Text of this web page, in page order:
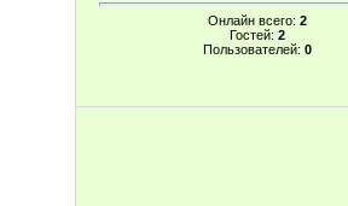
Онлайн всего: 2
Гостей: 2
Пользователей: 0